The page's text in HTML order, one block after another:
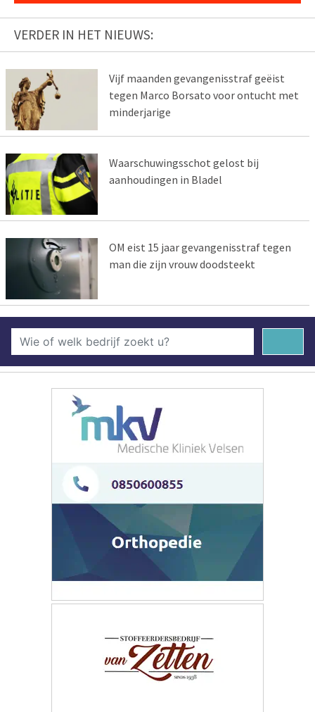
VERDER IN HET NIEUWS:
Vijf maanden gevangenisstraf geëist
tegen Marco Borsato voor ontucht met
minderjarige
Waarschuwingsschot gelost bij
aanhoudingen in Bladel
OM eist 15 jaar gevangenisstraf tegen
man die zijn vrouw doodsteekt